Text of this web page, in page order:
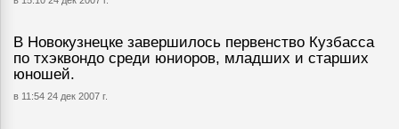
В Новокузнецке завершилось первенство Кузбасса
по тхэквондо среди юниоров, младших и старших
юношей.
в 11:54 24 дек 2007 г.